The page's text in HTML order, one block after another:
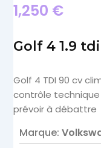
1,250 €
Golf 4 1.9
Golf 4 TDI 90 cv
contrôle
prévoir à débattre
Marque: